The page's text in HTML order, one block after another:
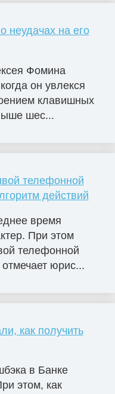
неудачах на его
Фомина
он увлекся
клавишных
шес...
телефонной
действий
время
При этом
телефонной
юрис...
как получить
в Банке
этом, как